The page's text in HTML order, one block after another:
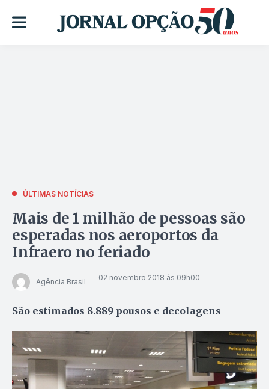
ÚLTIMAS NOTÍCIAS
Mais de 1 milhão de pessoas são
esperadas nos aeroportos da
Infraero no feriado
Agência Brasil 02 novembro 2018 às 09h00
São estimados 8.889 pousos e decolagens